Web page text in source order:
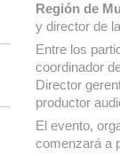
Región de
y director de
Entre los
coordinador
Director
productor
El evento,
comenzará a